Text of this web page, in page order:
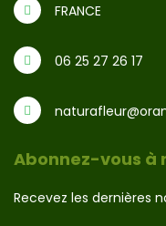
FRANCE
06 25 27 26 17
Abonnez-vous à
Recevez les dernières